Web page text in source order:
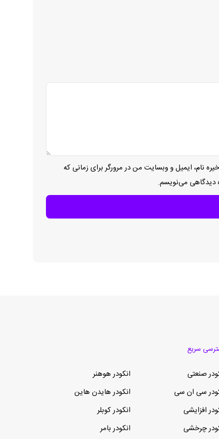
نام، ایمیل و وبسایت من در مرورگر برای زمانی که
دیدگاهی می‌نویسم.
سریع
صنعتی
سی ان سی
افزایشی
چرخشی
انکودر هوهنر
انکودر هایدن هاین
انکودر کوبلر
انکودر بامر